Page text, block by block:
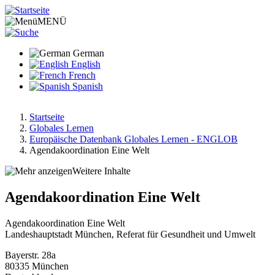
Direkt
zum
Inhalt
MENÜ
German
English
French
Spanish
Pfadnavigation
Startseite
Globales Lernen
Europäische Datenbank Globales Lernen - ENGLOB
Agendakoordination Eine Welt
Weitere Inhalte
Agendakoordination Eine Welt
Agendakoordination Eine Welt
Landeshauptstadt München, Referat für Gesundheit und Umwelt
Bayerstr. 28a
80335 München